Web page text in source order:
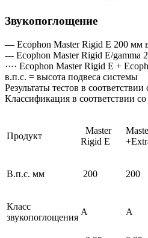
Звукопоглощение
— Ecophon Master Rigid E 200 мм
--- Ecophon Master Rigid E/gamma
···· Ecophon Master Rigid E +
в.п.с. = высота подвеса системы
Результаты тестов в
Классификация в соответствии
Продукт
Master
Rigid E
В.п.с. мм 200 200
Класс
звукопоглощения
A A